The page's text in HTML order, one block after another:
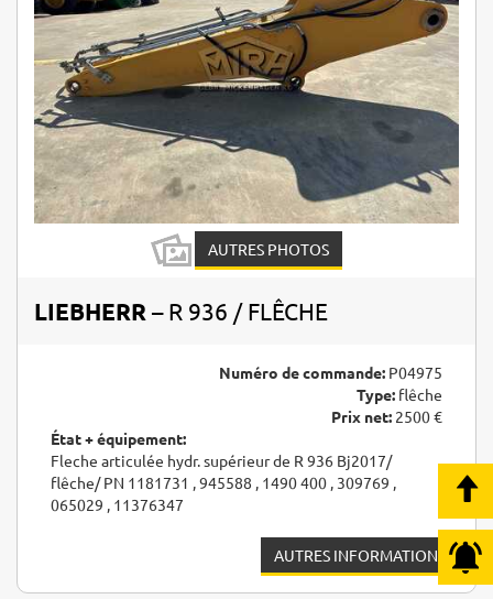
AUTRES PHOTOS
LIEBHERR – R 936 / FLÊCHE
Numéro de commande: P04975
Type: flêche
Prix net: 2500 €
État + équipement:
Fleche articulée hydr. supérieur de R 936 Bj2017/
flêche/ PN 1181731 , 945588 , 1490 400 , 309769 ,
065029 , 11376347
AUTRES INFORMATIONS